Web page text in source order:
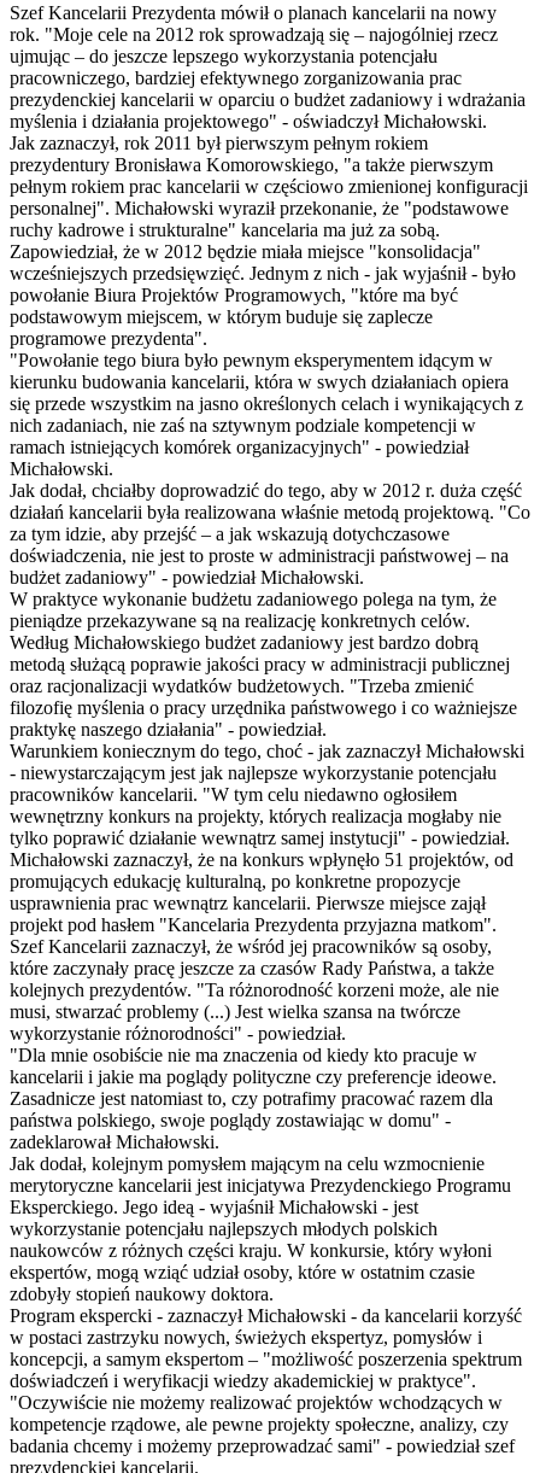
Szef Kancelarii Prezydenta mówił o planach kancelarii na nowy
rok. "Moje cele na 2012 rok sprowadzają się – najogólniej rzecz
ujmując – do jeszcze lepszego wykorzystania potencjału
pracowniczego, bardziej efektywnego zorganizowania prac
prezydenckiej kancelarii w oparciu o budżet zadaniowy i wdrażania
myślenia i działania projektowego" - oświadczył Michałowski.
Jak zaznaczył, rok 2011 był pierwszym pełnym rokiem
prezydentury Bronisława Komorowskiego, "a także pierwszym
pełnym rokiem prac kancelarii w częściowo zmienionej konfiguracji
personalnej". Michałowski wyraził przekonanie, że "podstawowe
ruchy kadrowe i strukturalne" kancelaria ma już za sobą.
Zapowiedział, że w 2012 będzie miała miejsce "konsolidacja"
wcześniejszych przedsięwzięć. Jednym z nich - jak wyjaśnił - było
powołanie Biura Projektów Programowych, "które ma być
podstawowym miejscem, w którym buduje się zaplecze
programowe prezydenta".
"Powołanie tego biura było pewnym eksperymentem idącym w
kierunku budowania kancelarii, która w swych działaniach opiera
się przede wszystkim na jasno określonych celach i wynikających z
nich zadaniach, nie zaś na sztywnym podziale kompetencji w
ramach istniejących komórek organizacyjnych" - powiedział
Michałowski.
Jak dodał, chciałby doprowadzić do tego, aby w 2012 r. duża część
działań kancelarii była realizowana właśnie metodą projektową. "Co
za tym idzie, aby przejść – a jak wskazują dotychczasowe
doświadczenia, nie jest to proste w administracji państwowej – na
budżet zadaniowy" - powiedział Michałowski.
W praktyce wykonanie budżetu zadaniowego polega na tym, że
pieniądze przekazywane są na realizację konkretnych celów.
Według Michałowskiego budżet zadaniowy jest bardzo dobrą
metodą służącą poprawie jakości pracy w administracji publicznej
oraz racjonalizacji wydatków budżetowych. "Trzeba zmienić
filozofię myślenia o pracy urzędnika państwowego i co ważniejsze
praktykę naszego działania" - powiedział.
Warunkiem koniecznym do tego, choć - jak zaznaczył Michałowski
- niewystarczającym jest jak najlepsze wykorzystanie potencjału
pracowników kancelarii. "W tym celu niedawno ogłosiłem
wewnętrzny konkurs na projekty, których realizacja mogłaby nie
tylko poprawić działanie wewnątrz samej instytucji" - powiedział.
Michałowski zaznaczył, że na konkurs wpłynęło 51 projektów, od
promujących edukację kulturalną, po konkretne propozycje
usprawnienia prac wewnątrz kancelarii. Pierwsze miejsce zajął
projekt pod hasłem "Kancelaria Prezydenta przyjazna matkom".
Szef Kancelarii zaznaczył, że wśród jej pracowników są osoby,
które zaczynały pracę jeszcze za czasów Rady Państwa, a także
kolejnych prezydentów. "Ta różnorodność korzeni może, ale nie
musi, stwarzać problemy (...) Jest wielka szansa na twórcze
wykorzystanie różnorodności" - powiedział.
"Dla mnie osobiście nie ma znaczenia od kiedy kto pracuje w
kancelarii i jakie ma poglądy polityczne czy preferencje ideowe.
Zasadnicze jest natomiast to, czy potrafimy pracować razem dla
państwa polskiego, swoje poglądy zostawiając w domu" -
zadeklarował Michałowski.
Jak dodał, kolejnym pomysłem mającym na celu wzmocnienie
merytoryczne kancelarii jest inicjatywa Prezydenckiego Programu
Eksperckiego. Jego ideą - wyjaśnił Michałowski - jest
wykorzystanie potencjału najlepszych młodych polskich
naukowców z różnych części kraju. W konkursie, który wyłoni
ekspertów, mogą wziąć udział osoby, które w ostatnim czasie
zdobyły stopień naukowy doktora.
Program ekspercki - zaznaczył Michałowski - da kancelarii korzyść
w postaci zastrzyku nowych, świeżych ekspertyz, pomysłów i
koncepcji, a samym ekspertom – "możliwość poszerzenia spektrum
doświadczeń i weryfikacji wiedzy akademickiej w praktyce".
"Oczywiście nie możemy realizować projektów wchodzących w
kompetencje rządowe, ale pewne projekty społeczne, analizy, czy
badania chcemy i możemy przeprowadzać sami" - powiedział szef
prezydenckiej kancelarii.